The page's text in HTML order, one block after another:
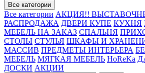
Все категории
Все категории АКЦИЯ!!
РАСПРОДАЖА ДВЕРИ КУПЕ КУХНЯ
МЕБЕЛЬ НА ЗАКАЗ СПАЛЬНЯ
СТОЛЫ СТУЛЬЯ ШКАФЫ И
МАССИВ ПРЕДМЕТЫ ИНТЕРЬЕРА
МЕБЕЛЬ МЯГКАЯ МЕБЕЛЬ HoReKa
ДОСКИ АКЦИИ